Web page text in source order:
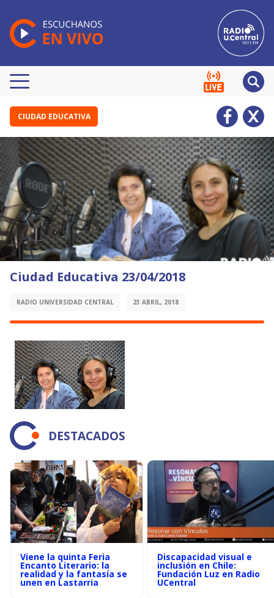
CIUDAD EDUCATIVA
Ciudad Educativa 23/04/2018
RADIO UNIVERSIDAD CENTRAL 23 ABRIL, 2018
DESTACADOS
Viene la quinta Feria
Encanto Literario: la
realidad y la fantasía se
unen en Lastarria
Discapacidad visual e
inclusión en Chile:
Fundación Luz en Radio
UCentral